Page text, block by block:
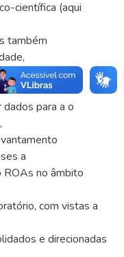
científica (aqui
também
pesquisa foi
para a o
a
no âmbito
com vistas a
e direcionadas